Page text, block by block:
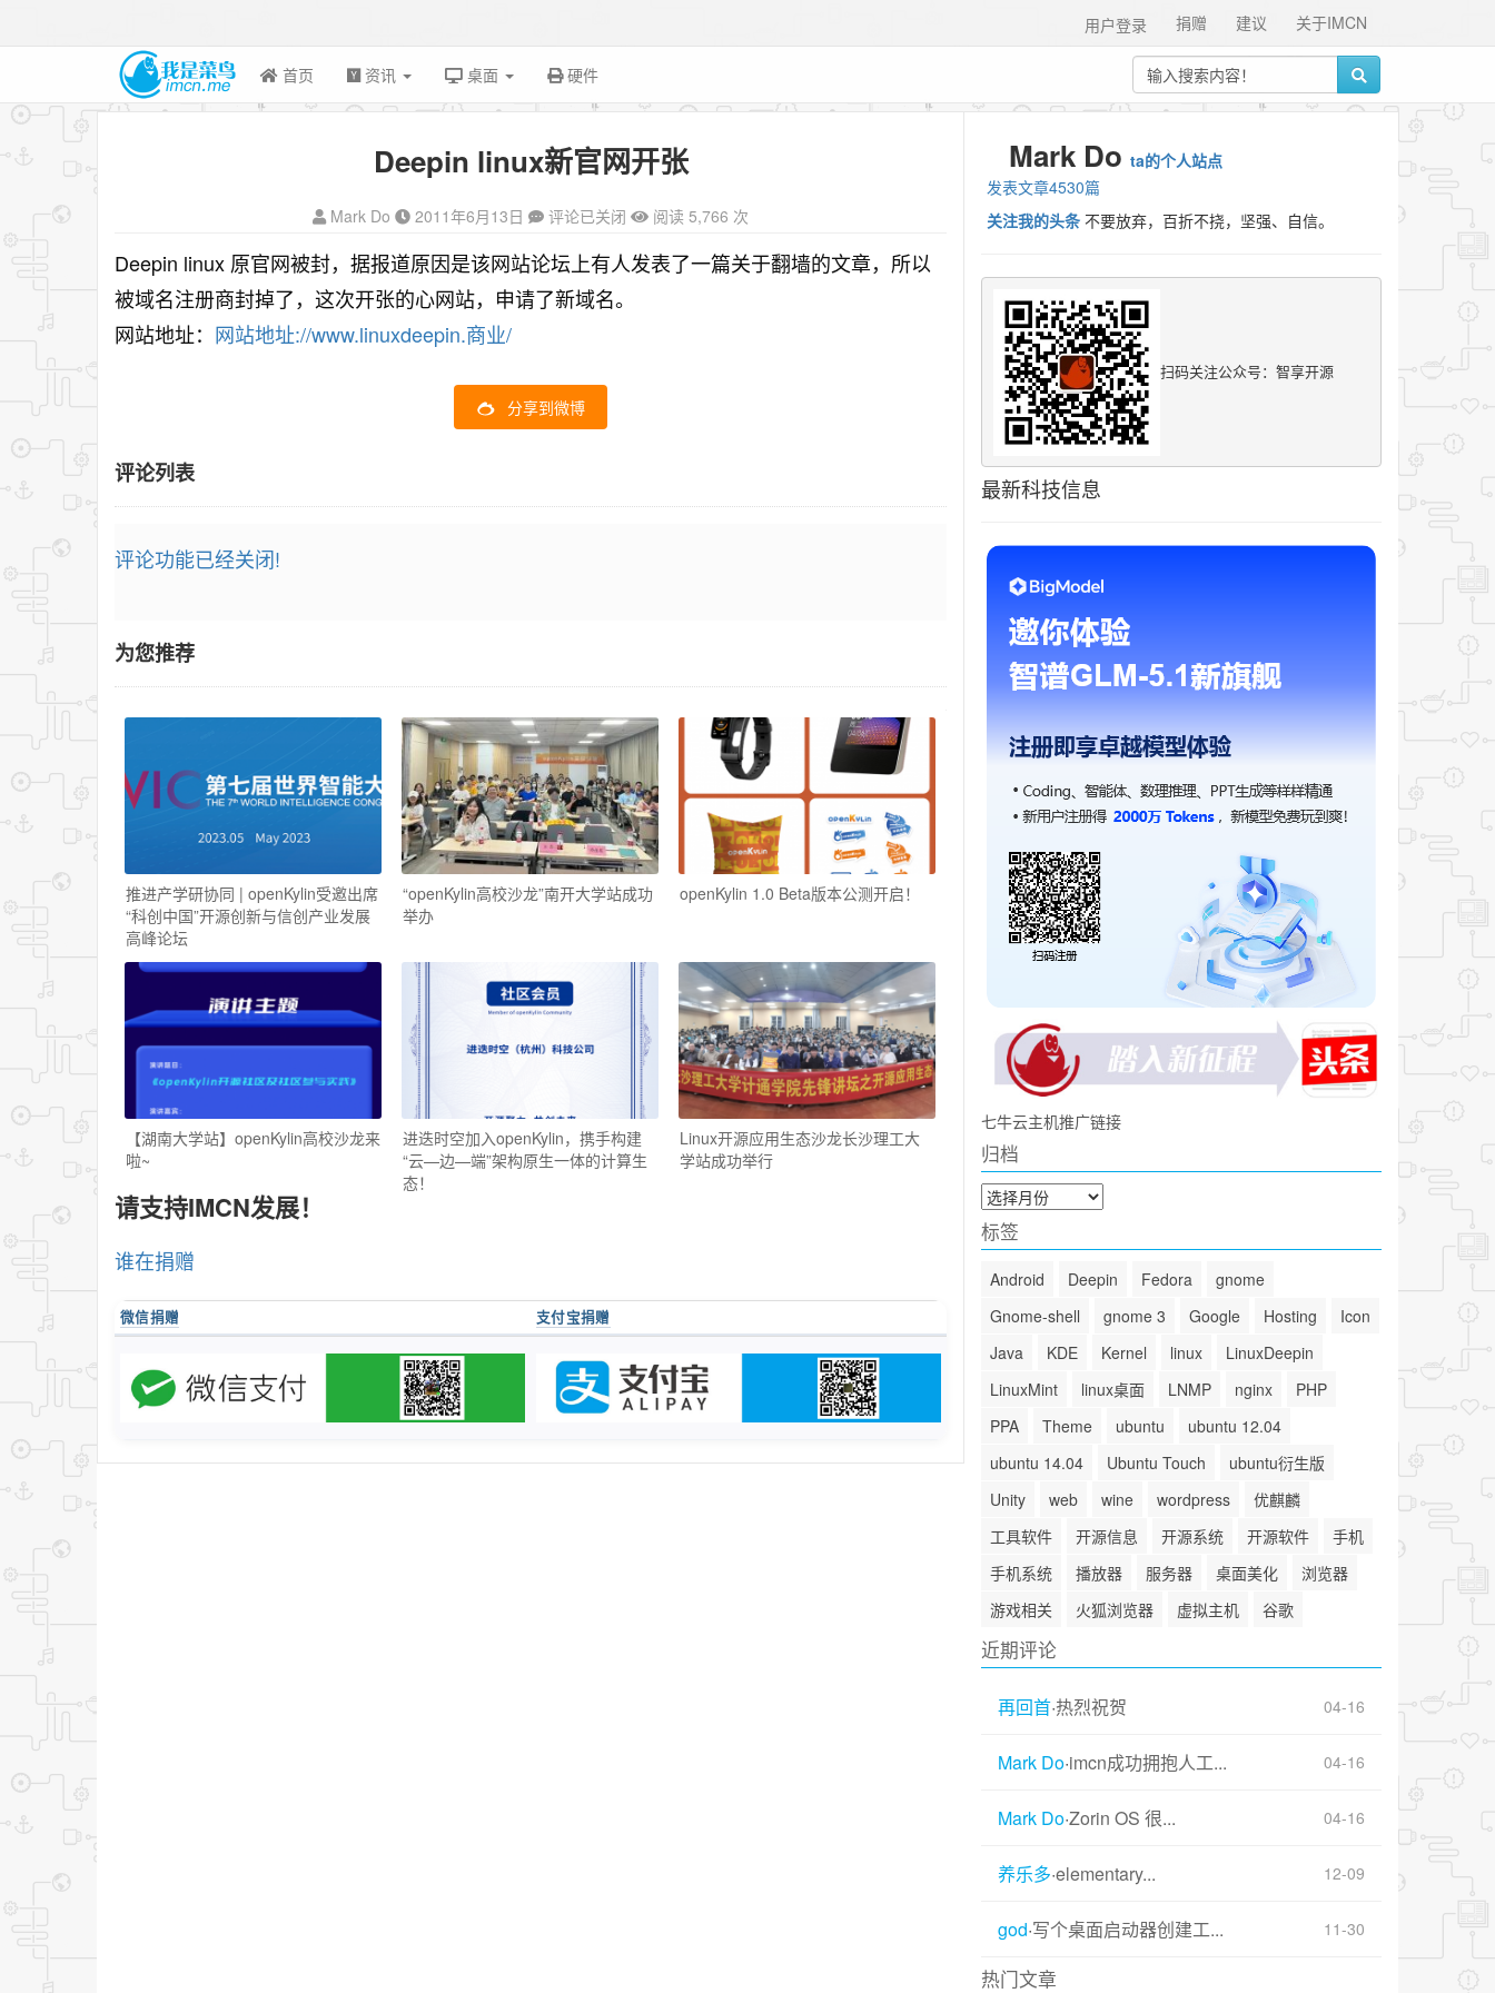
关于IMCN
建议
捐赠
用户登录
首页 资讯 桌面 硬件
Deepin linux新官网开张
Mark Do 2011年6月13日 评论已关闭 阅读 5,766 次
Deepin linux 原官网被封，据报道原因是该网站论坛上有人发表了一篇关于翻墙的文章，所以
被域名注册商封掉了，这次开张的心网站，申请了新域名。
网站地址： 网站地址://www.linuxdeepin.商业/
分享到微博
评论列表
评论功能已经关闭!
为您推荐
推进产学研协同 | openKylin受邀出席
“科创中国”开源创新与信创产业发展
高峰论坛
“openKylin高校沙龙”南开大学站成功
举办
openKylin 1.0 Beta版本公测开启！
【湖南大学站】openKylin高校沙龙来
啦~
进迭时空加入openKylin，携手构建
“云—边—端”架构原生一体的计算生
态！
Linux开源应用生态沙龙长沙理工大
学站成功举行
请支持IMCN发展！
谁在捐赠
微信捐赠 支付宝捐赠
Mark Do ta的个人站点
发表文章4530篇
关注我的头条 不要放弃，百折不挠，坚强、自信。
扫码关注公众号：智享开源
最新科技信息
七牛云主机推广链接
归档
归
档
标签
Android Deepin Fedora
gnome
Gnome-shell
gnome 3 Google Hosting
Icon
Java
KDE Kernel linux
LinuxDeepin
LinuxMint
linux桌面 LNMP nginx
PHP
PPA
Theme ubuntu
ubuntu 12.04
ubuntu 14.04
Ubuntu Touch
ubuntu衍生版
Unity
web wine wordpress
优麒麟
工具软件
开源信息 开源系统 开源软件
手机
手机系统
播放器 服务器 桌面美化
浏览器
游戏相关
火狐浏览器 虚拟主机 谷歌
近期评论
再回首·热烈祝贺 04-16
Mark Do·imcn成功拥抱人工... 04-16
Mark Do·Zorin OS 很... 04-16
养乐多·elementary... 12-09
god·写个桌面启动器创建工... 11-30
热门文章